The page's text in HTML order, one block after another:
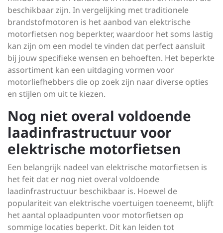
beschikbaar zijn. In vergelijking met traditionele
brandstofmotoren is het aanbod van elektrische
motorfietsen nog beperkter, waardoor het soms lastig
kan zijn om een model te vinden dat perfect aansluit
bij jouw specifieke wensen en behoeften. Het beperkte
assortiment kan een uitdaging vormen voor
motorliefhebbers die op zoek zijn naar diverse opties
en stijlen om uit te kiezen.
Nog niet overal voldoende
laadinfrastructuur voor
elektrische motorfietsen
Een belangrijk nadeel van elektrische motorfietsen is
het feit dat er nog niet overal voldoende
laadinfrastructuur beschikbaar is. Hoewel de
populariteit van elektrische voertuigen toeneemt, blijft
het aantal oplaadpunten voor motorfietsen op
sommige locaties beperkt. Dit kan leiden tot